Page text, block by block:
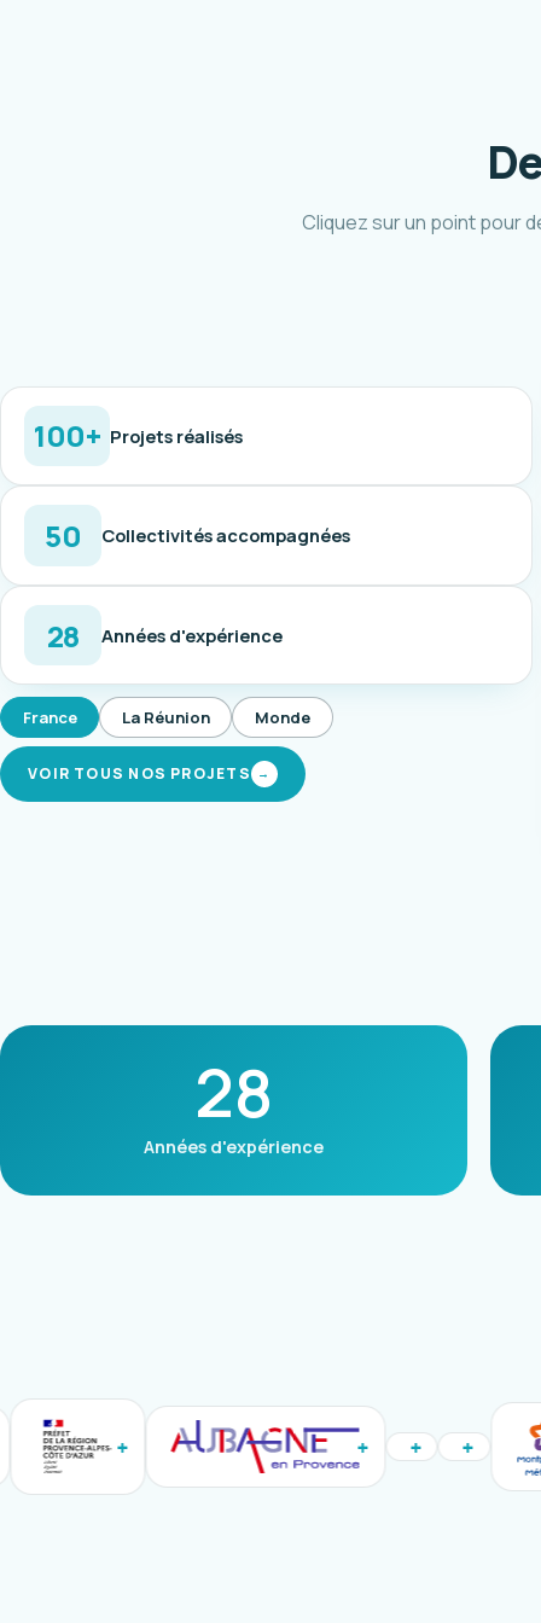
Cliquez sur un point pour
100+ Projets réalisés
50 Collectivités accompagnées
28 Années d'expérience
France La Réunion Monde
VOIR TOUS NOS PROJETS →
28
Années d'expérience